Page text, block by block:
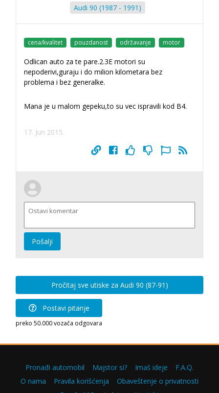
Audi 90 (1987 - 1991)
cena/kvalitet pouzdanost održavanje motor
Odlican auto za te pare.2.3E motori su
nepoderivi,guraju i do milion kilometara bez
problema i bez generalke.
Mana je u malom gepeku,to su vec ispravili kod B4.
17. Jun 2015.
Pošalji
Pročitaj sve utiske za Audi 90 (87-91)
Postavi pitanje
preko 50.000 vozača odgovara
Pronađi automobil Majstor si? Imaš ideje
F.A.Q.
O nama
Pravila korišćenja
Obaveštenje o privatnosti